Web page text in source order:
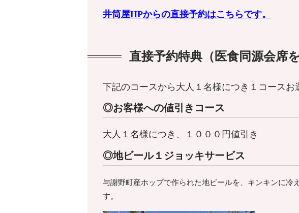
井筒屋HPからの直接予約はこちらです。
直接予約特典（医食同源会席
下記のコースから大人１名様につき１コースお
◎お客様への値引きコース
大人１名様につき、１０００円値引き
◎地ビール１ジョッキサービス
与謝野町産ホップで作られた地ビールを、キンキンに冷
す。